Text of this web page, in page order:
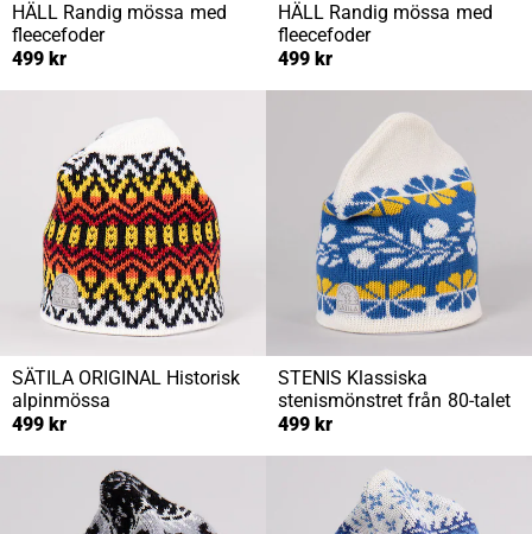
HÄLL Randig mössa med
fleecefoder
499 kr
HÄLL Randig mössa med
fleecefoder
499 kr
SÄTILA ORIGINAL Historisk
alpinmössa
499 kr
STENIS Klassiska
stenismönstret från 80-talet
499 kr